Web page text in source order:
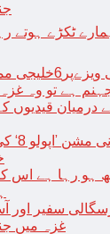
کاسفر ممکن
ہے تو وہ غزہ
قیدیوں کے
چاند
ہو رہا ہے اس کا
سفیر اور
غزہ میں